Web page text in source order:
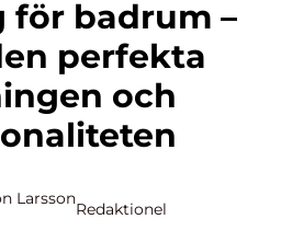
perfekta
och
Larsson
Redaktionel